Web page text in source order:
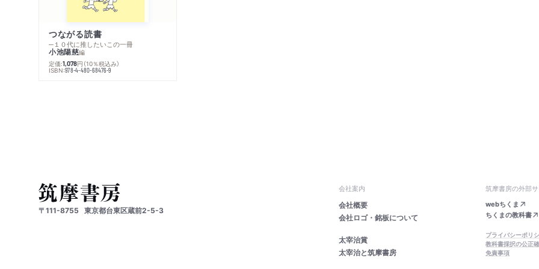
つながる読書
─１０代に推したいこの一冊
小池陽慈編
定価:1,078円 （10％税込み）
ISBN:978-4-480-68476-9
〒111-8755 東京都台東区蔵前2-5-3
会社案内
会社概要
会社ロゴ・銘板について
太宰治賞
太宰治と筑摩書房
筑摩書房の外部サ
webちくま
ちくまの教科書
プライバシーポリ
教科書採択の公正
免責事項